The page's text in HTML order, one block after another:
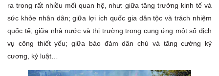
ra trong rất nhiều mối quan hệ, như: giữa tăng trưởng kinh tế và
sức khỏe nhân dân; giữa lợi ích quốc gia dân tộc và trách nhiệm
quốc tế; giữa nhà nước và thị trường trong cung ứng một số dịch
vụ công thiết yếu; giữa bảo đảm dân chủ và tăng cường kỷ
cương, kỷ luật…